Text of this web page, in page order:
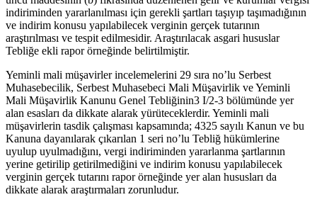
indiriminden yararlanılması için gerekli şartları taşıyıp taşımadığının
ve indirim konusu yapılabilecek verginin gerçek tutarının
araştırılması ve tespit edilmesidir. Araştırılacak asgari hususlar
Tebliğe ekli rapor örneğinde belirtilmiştir.
Yeminli mali müşavirler incelemelerini 29 sıra no’lu Serbest
Muhasebecilik, Serbest Muhasebeci Mali Müşavirlik ve Yeminli
Mali Müşavirlik Kanunu Genel Tebliğinin3 I/2-3 bölümünde yer
alan esasları da dikkate alarak yürüteceklerdir. Yeminli mali
müşavirlerin tasdik çalışması kapsamında; 4325 sayılı Kanun ve bu
Kanuna dayanılarak çıkarılan 1 seri no’lu Tebliğ hükümlerine
uyulup uyulmadığını, vergi indiriminden yararlanma şartlarının
yerine getirilip getirilmediğini ve indirim konusu yapılabilecek
verginin gerçek tutarını rapor örneğinde yer alan hususları da
dikkate alarak araştırmaları zorunludur.